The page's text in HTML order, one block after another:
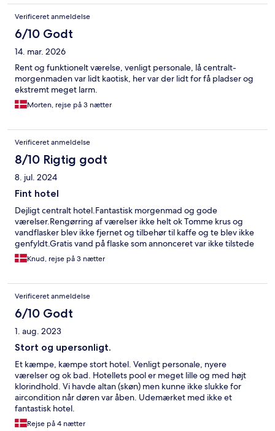
Verificeret anmeldelse
6/10 Godt
14. mar. 2026
Rent og funktionelt værelse, venligt personale, lå centralt-
morgenmaden var lidt kaotisk, her var der lidt for få pladser og
ekstremt meget larm.
Morten, rejse på 3 nætter
Verificeret anmeldelse
8/10 Rigtig godt
8. jul. 2024
Fint hotel
Dejligt centralt hotel.Fantastisk morgenmad og gode
værelser.Rengørring af værelser ikke helt ok Tomme krus og
vandflasker blev ikke fjernet og tilbehør til kaffe og te blev ikke
genfyldt.Gratis vand på flaske som annonceret var ikke tilstede
Knud, rejse på 3 nætter
Verificeret anmeldelse
6/10 Godt
1. aug. 2023
Stort og upersonligt.
Et kæmpe, kæmpe stort hotel. Venligt personale, nyere
værelser og ok bad. Hotellets pool er meget lille og med højt
klorindhold. Vi havde altan (skøn) men kunne ikke slukke for
aircondition når døren var åben. Udemærket med ikke et
fantastisk hotel.
Rejse på 4 nætter